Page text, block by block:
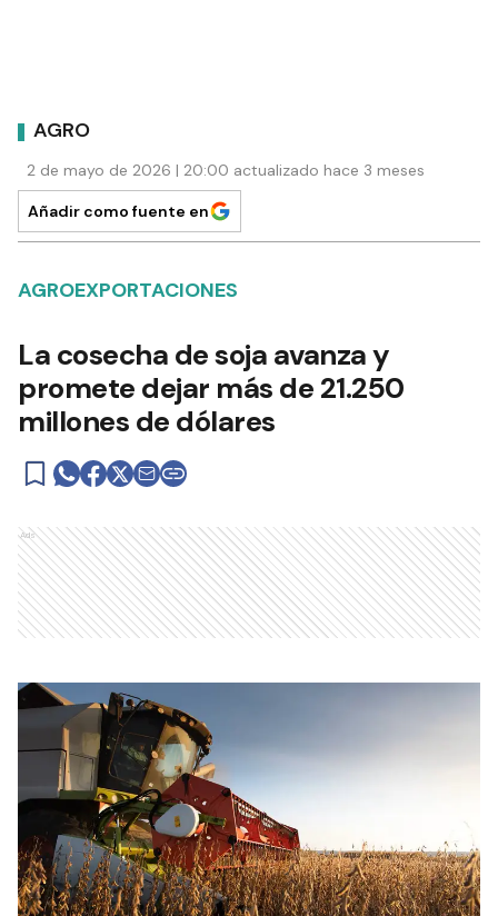
AGRO
2 de mayo de 2026 | 20:00 actualizado hace 3 meses
Añadir como fuente en
AGROEXPORTACIONES
La cosecha de soja avanza y
promete dejar más de 21.250
millones de dólares
Ads